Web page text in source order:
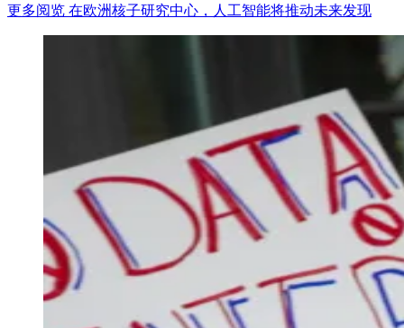
更多阅览 在欧洲核子研究中心，人工智能将推动未来发现